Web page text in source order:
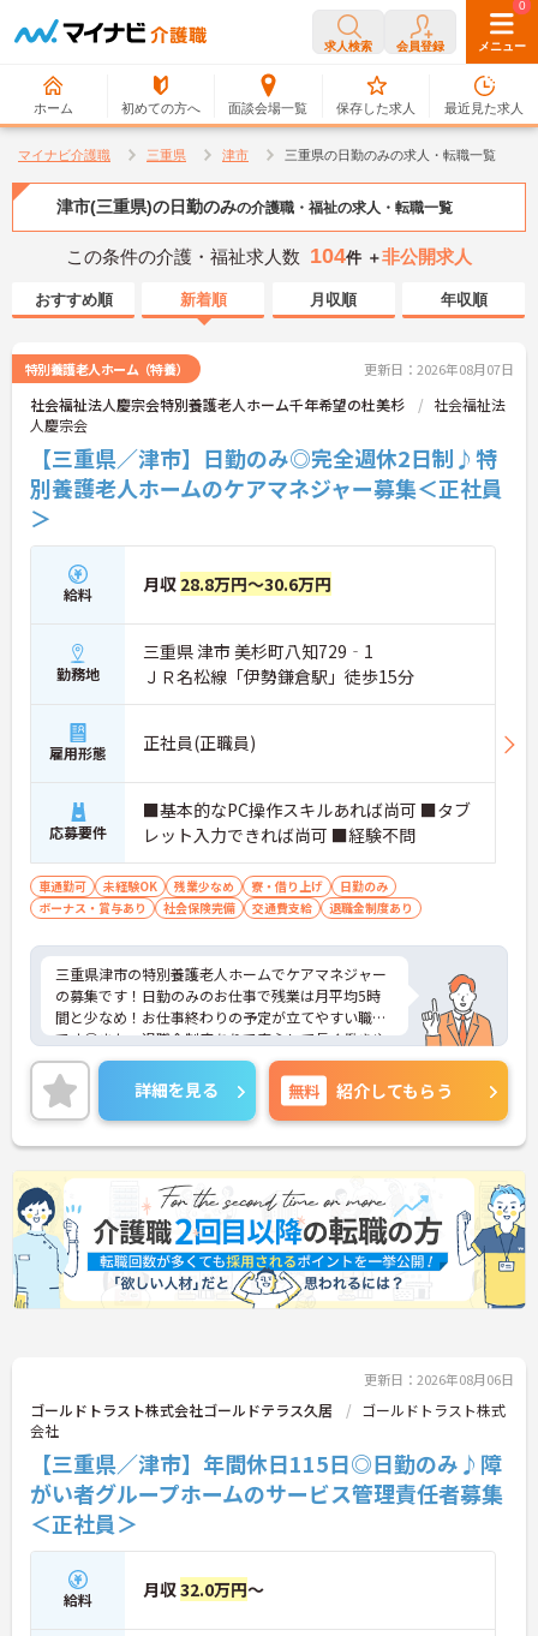
求人検索 会員登録 メニュー
ホーム 初めての方へ 面談会場一覧
0
保存した求人
0
最近見た求人
マイナビ介護職 三重県 津市 三重県の日勤のみの求人・転職一覧
津市(三重県)の日勤のみの介護職・福祉の求人・転職一覧
この条件の介護・福祉求人数 104件 ＋非公開求人
おすすめ順 新着順 月収順 年収順
特別養護老人ホーム（特養） 更新日：2026年08月07日
社会福祉法人慶宗会特別養護老人ホーム千年希望の杜美杉
社会福祉法
人慶宗会
【三重県／津市】日勤のみ◎完全週休2日制♪特
別養護老人ホームのケアマネジャー募集＜正社員
＞
給料 月収 28.8万円～30.6万円
勤務地
三重県 津市 美杉町八知729‐1
ＪＲ名松線「伊勢鎌倉駅」徒歩15分
雇用形態 正社員(正職員)
応募要件
■基本的なPC操作スキルあれば尚可 ■タブ
レット入力できれば尚可 ■経験不問
車通勤可 未経験OK 残業少なめ 寮・借り上げ
日勤のみ
ボーナス・賞与あり
社会保険完備 交通費支給 退職金制度あり
三重県津市の特別養護老人ホームでケアマネジャー
の募集です！日勤のみのお仕事で残業は月平均5時
間と少なめ！お仕事終わりの予定が立てやすい職場
です◎また、退職金制度ありで安心して長く働きや
すい環境が整っています♪ご興味のある方は面接ポ
イントをお伝えしますので、お気軽にご相談くださ
い！
詳細を見る 無料 紹介してもらう
更新日：2026年08月06日
ゴールドトラスト株式会社ゴールドテラス久居
ゴールドトラスト株式
会社
【三重県／津市】年間休日115日◎日勤のみ♪障
がい者グループホームのサービス管理責任者募集
＜正社員＞
給料 月収32.0万円～